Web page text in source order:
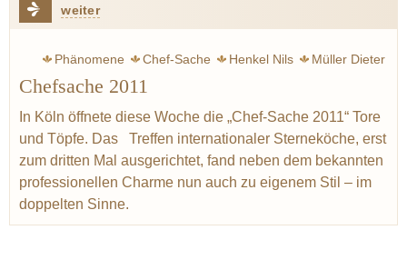
weiter
Phänomene Chef-Sache Henkel Nils
Müller Dieter
Wohlfahrt Harald
Bottura Massimo
Boer Jonnie
Bühner Thomas
Ralf Bos
Ruhl Thomas Ästhetik
Unesco
Weltkulturerbe
Chefsache 2011
In Köln öffnete diese Woche die „Chef-Sache 2011“ Tore
und Töpfe. Das Treffen internationaler Sterneköche, erst
zum dritten Mal ausgerichtet, fand neben dem bekannten
professionellen Charme nun auch zu eigenem Stil – im
doppelten Sinne.